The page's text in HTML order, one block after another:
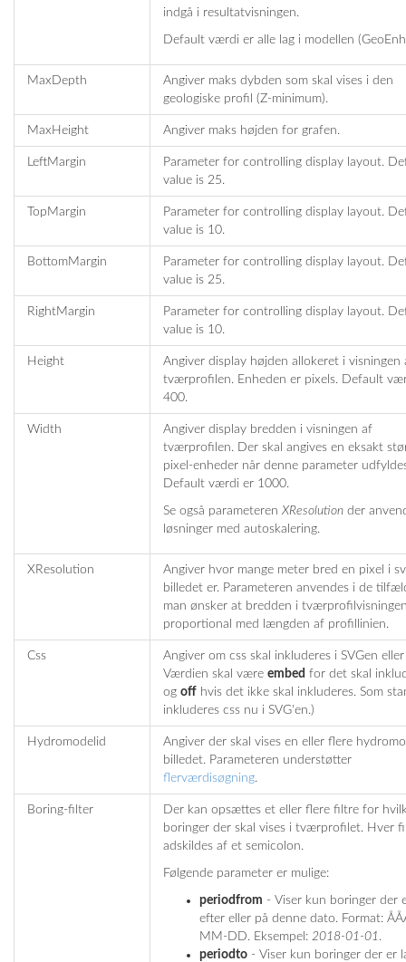
indgå i resultatvisningen.
Default værdi er alle lag i modellen
MaxDepth
Angiver maks dybden som skal vises i den
geologiske profil (Z-minimum).
MaxHeight Angiver maks højden for grafen.
LeftMargin
Parameter for controlling display layout.
value is 25.
TopMargin
Parameter for controlling display layout.
value is 10.
BottomMargin
Parameter for controlling display layout.
value is 25.
RightMargin
Parameter for controlling display layout.
value is 10.
Height
Angiver display højden allokeret i visningen
tværprofilen. Enheden er pixels. Default
400.
Width
Angiver display bredden i visningen af
tværprofilen. Der skal angives en eksakt
pixel-enheder når denne parameter
Default værdi er 1000.
Se også parameteren XResolution der
løsninger med autoskalering.
XResolution
Angiver hvor mange meter bred en pixel i
billedet er. Parameteren anvendes i de
man ønsker at bredden i
proportional med længden af profillinien.
Css
Angiver om css skal inkluderes i SVGen eller
Værdien skal være embed for det skal
og off hvis det ikke skal inkluderes. Som
inkluderes css nu i SVG'en.)
Hydromodelid
Angiver der skal vises en eller flere
billedet. Parameteren understøtter
flerværdisøgning.
Boring-filter
Der kan opsættes et eller flere filtre for
boringer der skal vises i tværprofilet. Hver
adskildes af et semicolon.
Følgende parameter er mulige:
periodfrom - Viser kun boringer der
efter eller på denne dato. Format:
MM-DD. Eksempel: 2018-01-01 .
periodto - Viser kun boringer der er